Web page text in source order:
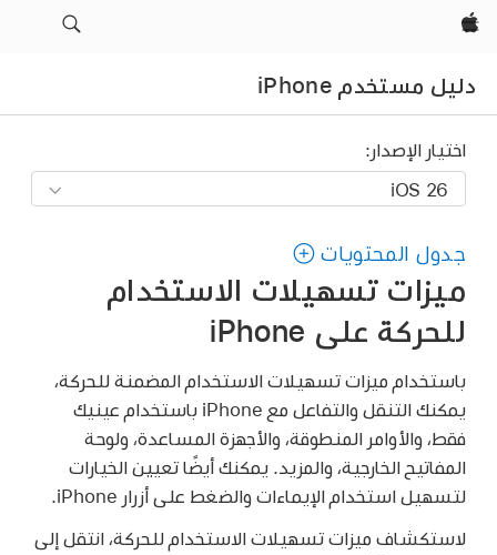
Apple‏
دليل مستخدم iPhone
اختيار الإصدار:
جدول المحتويات
ميزات تسهيلات الاستخدام
للحركة على iPhone
باستخدام ميزات تسهيلات الاستخدام المضمنة للحركة،
يمكنك التنقل والتفاعل مع iPhone باستخدام عينيك
فقط، والأوامر المنطوقة، والأجهزة المساعدة، ولوحة
المفاتيح الخارجية، والمزيد. يمكنك أيضًا تعيين الخيارات
لتسهيل استخدام الإيماءات والضغط على أزرار iPhone.
لاستكشاف ميزات تسهيلات الاستخدام للحركة، انتقل إلى